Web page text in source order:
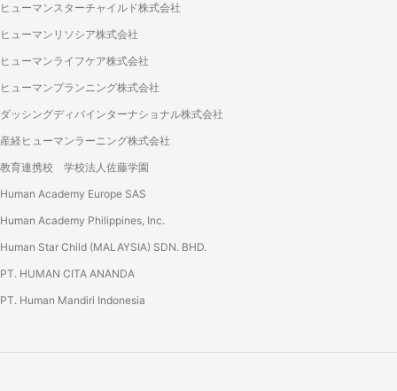
ヒューマンスターチャイルド株式会社
ヒューマンリソシア株式会社
ヒューマンライフケア株式会社
ヒューマンプランニング株式会社
ダッシングディバインターナショナル株式会社
産経ヒューマンラーニング株式会社
教育連携校 学校法人佐藤学園
Human Academy Europe SAS
Human Academy Philippines, Inc.
Human Star Child (MALAYSIA) SDN. BHD.
PT. HUMAN CITA ANANDA
PT. Human Mandiri Indonesia